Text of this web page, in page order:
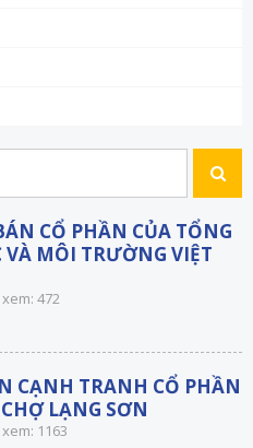
CỔ PHẦN CỦA TỔNG
MÔI TRƯỜNG VIỆT
472
CẠNH TRANH CỔ PHẦN
LẠNG SƠN
1163